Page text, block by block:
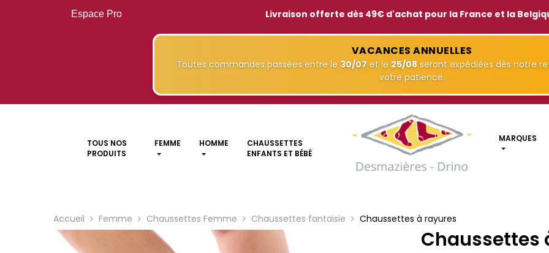
Espace Pro Livraison offerte dès 49€ d'achat pour la France et la
VACANCES ANNUELLES
Toutes commandes passées entre le 30/07 et le 25/08 seront expédiées dès notre
votre patience.
TOUS NOS
PRODUITS
FEMME HOMME
CHAUSSETTES
ENFANTS ET BÉBÉ
MARQUES
Accueil Femme Chaussettes Femme Chaussettes fantaisie Chaussettes à rayures
Chaussettes